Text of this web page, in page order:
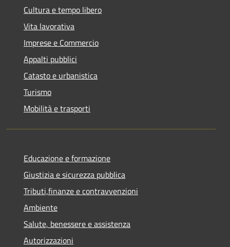
Cultura e tempo libero
Vita lavorativa
Imprese e Commercio
Appalti pubblici
Catasto e urbanistica
Turismo
Mobilità e trasporti
Educazione e formazione
Giustizia e sicurezza pubblica
Tributi,finanze e contravvenzioni
Ambiente
Salute, benessere e assistenza
Autorizzazioni